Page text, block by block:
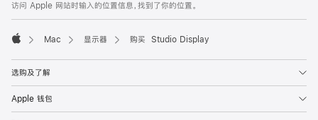
访问 Apple 网站时输入的位置信息，找到了你的位置。
Mac 显示器 购买 Studio Display
选购及了解
Apple 钱包